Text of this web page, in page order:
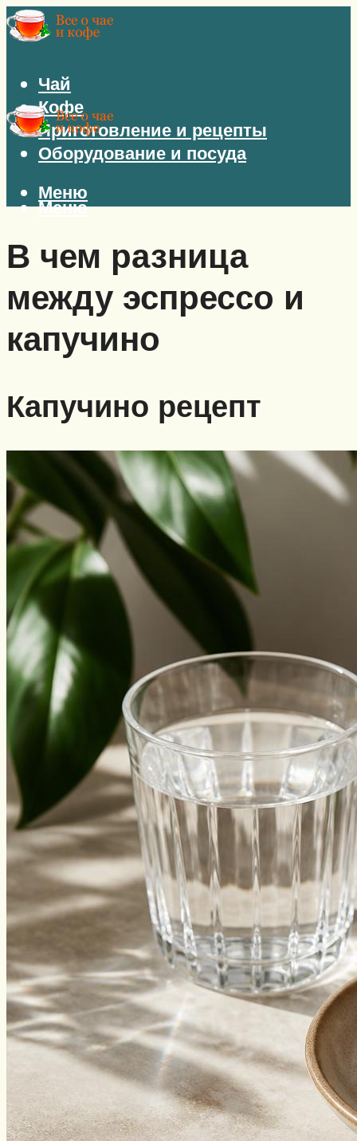
Чай
Кофе
Приготовление и рецепты
Оборудование и посуда
Меню
Меню
В чем разница
между эспрессо и
капучино
Капучино рецепт